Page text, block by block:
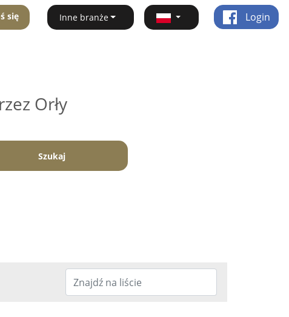
się Inne branże Login
Orły
Szukaj